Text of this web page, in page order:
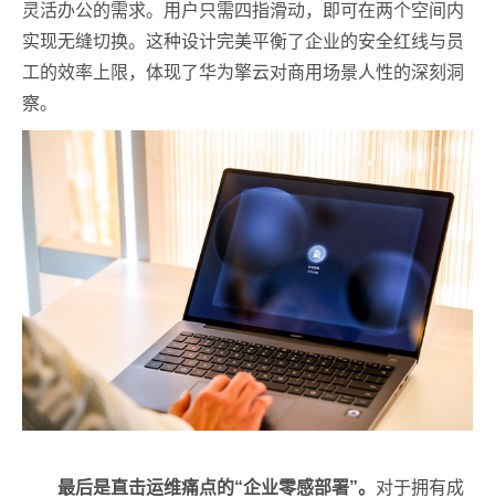
灵活办公的需求。用户只需四指滑动，即可在两个空间内
实现无缝切换。这种设计完美平衡了企业的安全红线与员
工的效率上限，体现了华为擎云对商用场景人性的深刻洞
察。
最后是直击运维痛点的“企业零感部署”。 对于拥有成